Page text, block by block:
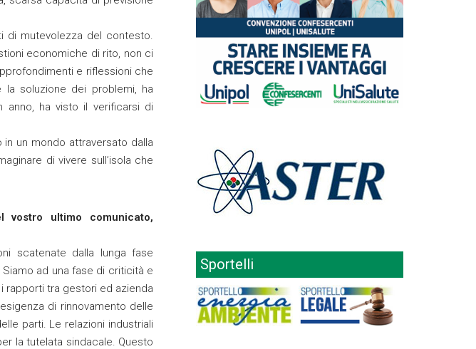
di mutevolezza del contesto.
economiche di rito, non ci
e riflessioni che
soluzione dei problemi, ha
anno, ha visto il verificarsi di
un mondo attraversato dalla
di vivere sull’isola che
ultimo comunicato,
scatenate dalla lunga fase
ad una fase di criticità e
rapporti tra gestori ed azienda
di rinnovamento delle
parti. Le relazioni industriali
la tutelata sindacale. Questo
Sportelli